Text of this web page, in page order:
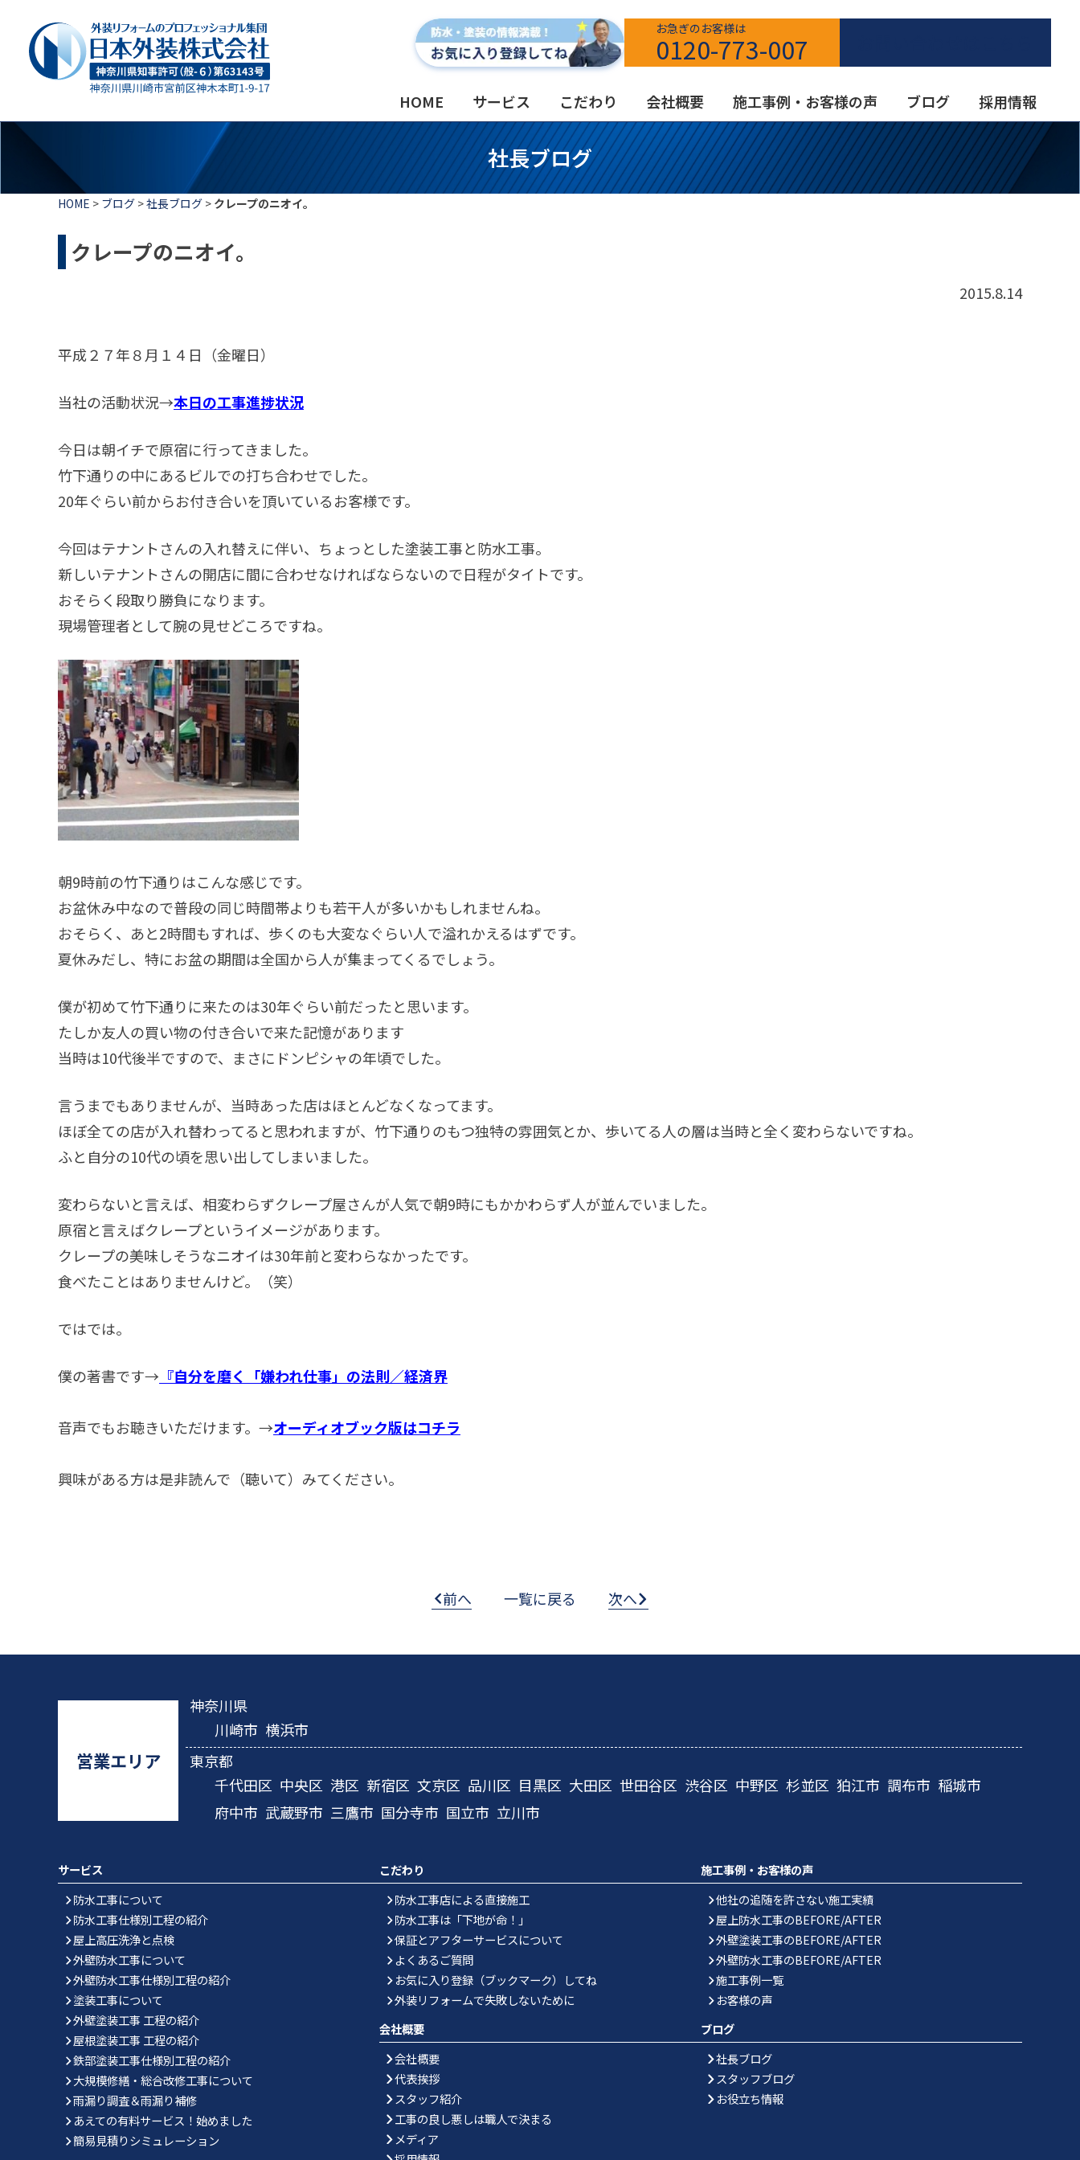
お急ぎのお客様は
0120-773-007
HOME サービス こだわり 会社概要 施工事例・お客様の声 ブログ 採用情報
社長ブログ
HOME > ブログ >社長ブログ > クレープのニオイ。
クレープのニオイ。
2015.8.14
平成２７年８月１４日（金曜日）
当社の活動状況→本日の工事進捗状況
今日は朝イチで原宿に行ってきました。
竹下通りの中にあるビルでの打ち合わせでした。
20年ぐらい前からお付き合いを頂いているお客様です。
今回はテナントさんの入れ替えに伴い、ちょっとした塗装工事と防水工事。
新しいテナントさんの開店に間に合わせなければならないので日程がタイトです。
おそらく段取り勝負になります。
現場管理者として腕の見せどころですね。
朝9時前の竹下通りはこんな感じです。
お盆休み中なので普段の同じ時間帯よりも若干人が多いかもしれませんね。
おそらく、あと2時間もすれば、歩くのも大変なぐらい人で溢れかえるはずです。
夏休みだし、特にお盆の期間は全国から人が集まってくるでしょう。
僕が初めて竹下通りに来たのは30年ぐらい前だったと思います。
たしか友人の買い物の付き合いで来た記憶があります
当時は10代後半ですので、まさにドンピシャの年頃でした。
言うまでもありませんが、当時あった店はほとんどなくなってます。
ほぼ全ての店が入れ替わってると思われますが、竹下通りのもつ独特の雰囲気とか、歩いてる人の層は当時と全く変わらないですね。
ふと自分の10代の頃を思い出してしまいました。
変わらないと言えば、相変わらずクレープ屋さんが人気で朝9時にもかかわらず人が並んでいました。
原宿と言えばクレープというイメージがあります。
クレープの美味しそうなニオイは30年前と変わらなかったです。
食べたことはありませんけど。（笑）
ではでは。
僕の著書です→ 『自分を磨く「嫌われ仕事」の法則／経済界
音声でもお聴きいただけます。→オーディオブック版はコチラ
興味がある方は是非読んで（聴いて）みてください。
前へ 一覧に戻る 次へ
営業エリア
神奈川県
川崎市 横浜市
東京都
千代田区 中央区 港区 新宿区 文京区 品川区 目黒区 大田区 世田谷区 渋谷区 中野区 杉並区 狛江市 調布市 稲城市
府中市 武蔵野市 三鷹市 国分寺市 国立市 立川市
サービス
防水工事について
防水工事仕様別工程の紹介
屋上高圧洗浄と点検
外壁防水工事について
外壁防水工事仕様別工程の紹介
塗装工事について
外壁塗装工事 工程の紹介
屋根塗装工事 工程の紹介
鉄部塗装工事仕様別工程の紹介
大規模修繕・総合改修工事について
雨漏り調査＆雨漏り補修
あえての有料サービス！始めました
簡易見積りシミュレーション
こだわり
防水工事店による直接施工
防水工事は「下地が命！」
保証とアフターサービスについて
よくあるご質問
お気に入り登録（ブックマーク）してね
外装リフォームで失敗しないために
会社概要
会社概要
代表挨拶
スタッフ紹介
工事の良し悪しは職人で決まる
メディア
施工事例・お客様の声
他社の追随を許さない施工実績
屋上防水工事のBEFORE/AFTER
外壁塗装工事のBEFORE/AFTER
外壁防水工事のBEFORE/AFTER
施工事例一覧
お客様の声
ブログ
社長ブログ
スタッフブログ
お役立ち情報